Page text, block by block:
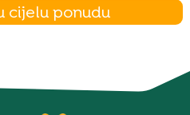
cijelu ponudu